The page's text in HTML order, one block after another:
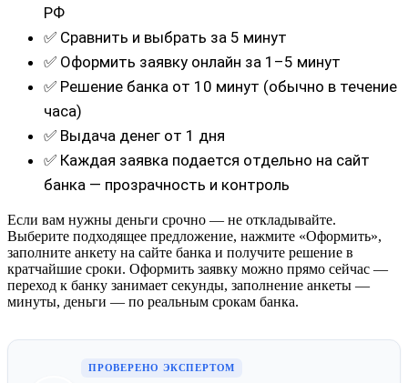
РФ
✅ Сравнить и выбрать за 5 минут
✅ Оформить заявку онлайн за 1–5 минут
✅ Решение банка от 10 минут (обычно в течение
часа)
✅ Выдача денег от 1 дня
✅ Каждая заявка подается отдельно на сайт
банка — прозрачность и контроль
Если вам нужны деньги срочно — не откладывайте.
Выберите подходящее предложение, нажмите «Оформить»,
заполните анкету на сайте банка и получите решение в
кратчайшие сроки. Оформить заявку можно прямо сейчас —
переход к банку занимает секунды, заполнение анкеты —
минуты, деньги — по реальным срокам банка.
ПРОВЕРЕНО ЭКСПЕРТОМ